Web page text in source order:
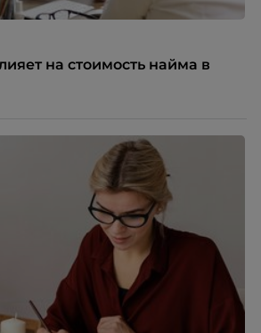
на стоимость найма в